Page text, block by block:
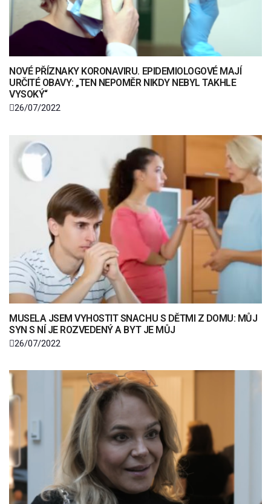
NOVÉ PŘÍZNAKY KORONAVIRU. EPIDEMIOLOGOVÉ MAJÍ
URČITÉ OBAVY: „TEN NEPOMĚR NIKDY NEBYL TAKHLE
VYSOKÝ“
26/07/2022
MUSELA JSEM VYHOSTIT SNACHU S DĚTMI Z DOMU: MŮJ
SYN S NÍ JE ROZVEDENÝ A BYT JE MŮJ
26/07/2022